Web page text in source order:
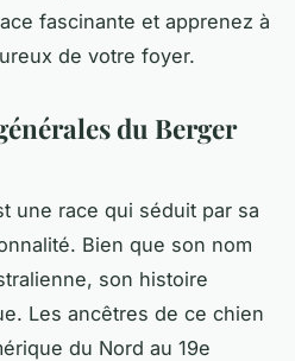
fascinante et apprenez à
de votre foyer.
du Berger
une race qui séduit par sa
Bien que son nom
son histoire
Les ancêtres de ce chien
du Nord au 19e